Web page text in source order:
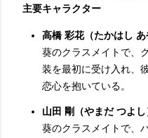
主要キャラクター
高橋 彩花（たかはし あ
葵のクラスメイトで、
装を最初に受け入れ、
恋心を抱いている。
山田 剛（やまだ つよし
葵のクラスメイトで、